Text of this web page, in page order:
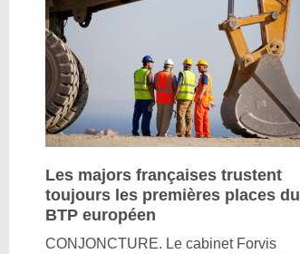
Les majors françaises trustent
toujours les premières places du
BTP européen
CONJONCTURE. Le cabinet Forvis